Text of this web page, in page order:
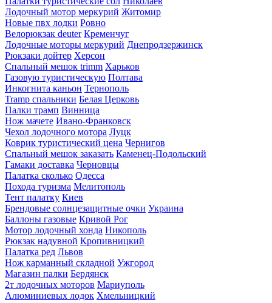
Лодочный мотор меркурий Житомир
Новые пвх лодки Ровно
Велорюкзак deuter Кременчуг
Лодочные моторы меркурий Днепродзержинск
Рюкзаки дойтер Херсон
Спальный мешок trimm Харьков
Газовую туристическую Полтава
Инкогнита каньон Тернополь
Tramp спальники Белая Церковь
Палки трамп Винница
Нож мачете Ивано-Франковск
Чехол лодочного мотора Луцк
Коврик туристический цена Чернигов
Спальный мешок заказать Каменец-Подольский
Гамаки доставка Черновцы
Палатка сколько Одесса
Похода туризма Мелитополь
Тент палатку Киев
Брендовые солнцезащитные очки Украина
Баллоны газовые Кривой Рог
Мотор лодочный хонда Никополь
Рюкзак надувной Кропивницкий
Палатка ред Львов
Нож карманный складной Ужгород
Магазин палки Бердянск
2т лодочных моторов Мариуполь
Алюминиевых лодок Хмельницкий